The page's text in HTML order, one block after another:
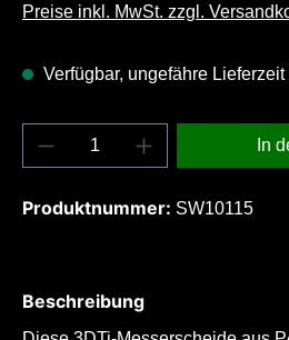
Preise inkl. MwSt. zzgl.
Verfügbar, ungefähre
Produkt Anzahl: Gib In
Produktnummer: SW10115
Beschreibung